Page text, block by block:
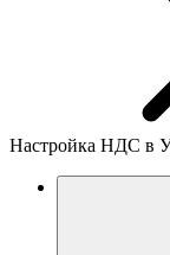
Настройка НДС в